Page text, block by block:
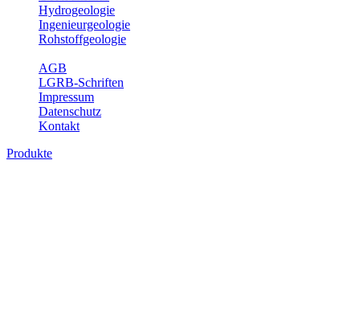
Hydrogeologie
Ingenieurgeologie
Rohstoffgeologie
AGB
LGRB-Schriften
Impressum
Datenschutz
Kontakt
Produkte